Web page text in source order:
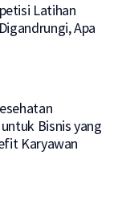
Latihan
Apa
Bisnis yang
Karyawan